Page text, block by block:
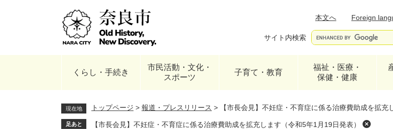
本文へ
Foreign
サイト内検索
くらし・手続き
市民活動・文化・
スポーツ
子育て・教育
福祉・医療・
保健・健康
現在地 トップページ > 報道・プレスリリース > 【市長会見】不妊症・不育症に係る治療費助成を拡充
足あと 【市長会見】不妊症・不育症に係る治療費助成を拡充します（令和5年1月19日発表）